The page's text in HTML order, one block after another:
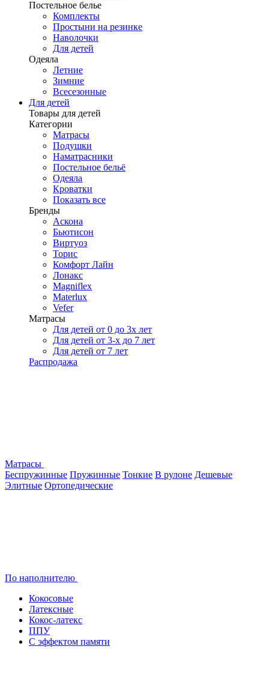
Постельное белье
Комплекты
Простыни на резинке
Наволочки
Для детей
Одеяла
Летние
Зимние
Всесезонные
Для детей
Товары для детей
Категории
Матрасы
Подушки
Наматрасники
Постельное бельё
Одеяла
Кроватки
Показать все
Бренды
Аскона
Бьютисон
Виртуоз
Торис
Комфорт Лайн
Лонакс
Magniflex
Materlux
Vefer
Матрасы
Для детей от 0 до 3х лет
Для детей от 3-х до 7 лет
Для детей от 7 лет
Распродажа
Матрасы
Беспружинные Пружинные Тонкие В рулоне Дешевые
Элитные Ортопедические
По наполнителю
Кокосовые
Латексные
Кокос-латекс
ППУ
С эффектом памяти